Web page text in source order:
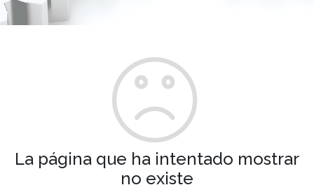
La página que ha intentado mostrar
no existe